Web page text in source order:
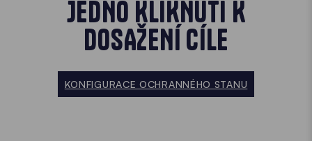
JEDNO KLIKNUTÍ K
DOSAŽENÍ CÍLE
KONFIGURACE OCHRANNÉHO STANU